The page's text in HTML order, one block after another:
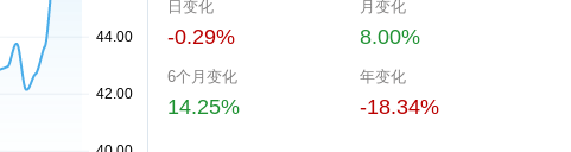
日变化
-0.29%
月变化
8.00%
6个月变化
14.25%
年变化
-18.34%